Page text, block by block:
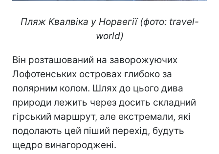
Пляж Квалвіка у Норвегії (фото: travel-
world)
Він розташований на заворожуючих
Лофотенських островах глибоко за
полярним колом. Шлях до цього дива
природи лежить через досить складний
гірський маршрут, але екстремали, які
подолають цей піший перехід, будуть
щедро винагороджені.